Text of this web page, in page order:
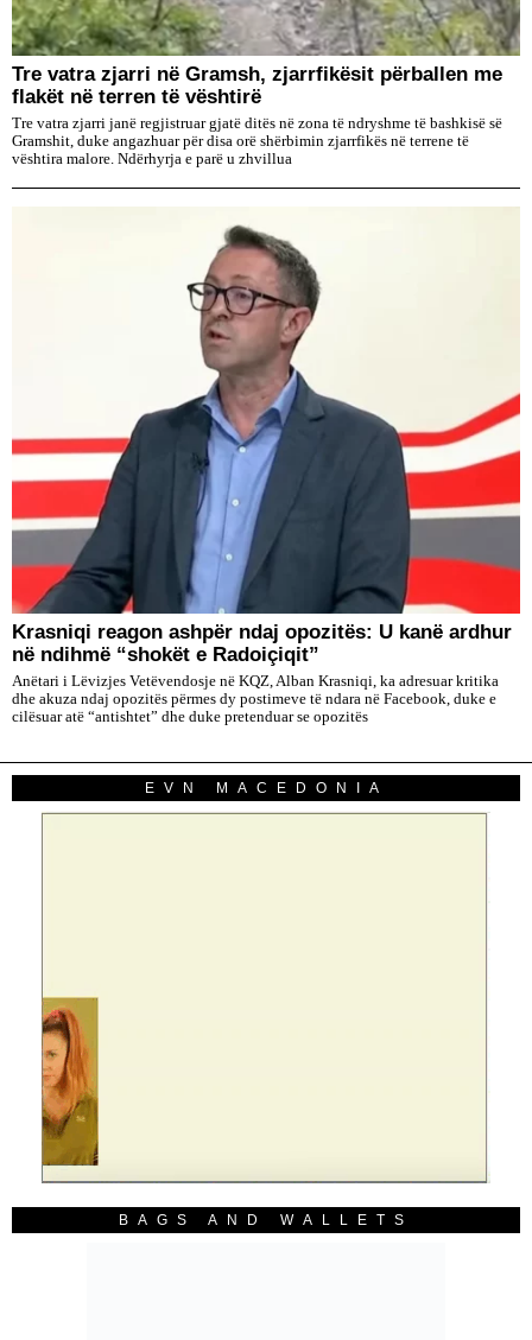
Tre vatra zjarri në Gramsh, zjarrfikësit përballen me
flakët në terren të vështirë
Tre vatra zjarri janë regjistruar gjatë ditës në zona të ndryshme të bashkisë së
Gramshit, duke angazhuar për disa orë shërbimin zjarrfikës në terrene të
vështira malore. Ndërhyrja e parë u zhvillua
​Krasniqi reagon ashpër ndaj opozitës: U kanë ardhur
në ndihmë “shokët e Radoiçiqit”
Anëtari i Lëvizjes Vetëvendosje në KQZ, Alban Krasniqi, ka adresuar kritika
dhe akuza ndaj opozitës përmes dy postimeve të ndara në Facebook, duke e
cilësuar atë “antishtet” dhe duke pretenduar se opozitës
EVN MACEDONIA
BAGS AND WALLETS